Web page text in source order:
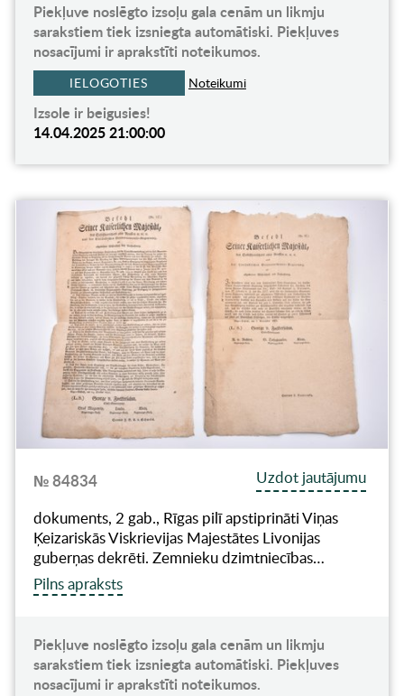
Piekļuve noslēgto izsoļu gala cenām un likmju
sarakstiem tiek izsniegta automātiski. Piekļuves
nosacījumi ir aprakstīti noteikumos.
IELOGOTIES Noteikumi
Izsole ir beigusies!
14.04.2025 21:00:00
№ 84834
Uzdot jautājumu
dokuments, 2 gab., Rīgas pilī apstiprināti Viņas
Ķeizariskās Viskrievijas Majestātes Livonijas
guberņas dekrēti. Zemnieku dzimtniecības…
Pilns apraksts
Piekļuve noslēgto izsoļu gala cenām un likmju
sarakstiem tiek izsniegta automātiski. Piekļuves
nosacījumi ir aprakstīti noteikumos.